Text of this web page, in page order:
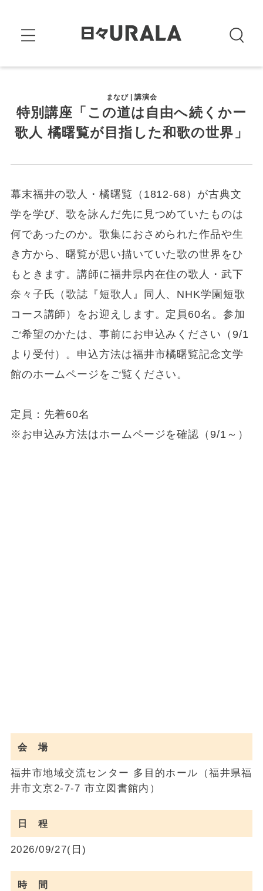
まなび | 講演会
特別講座「この道は自由へ続くかー
歌人 橘曙覧が目指した和歌の世界」
幕末福井の歌人・橘曙覧（1812-68）が古典文
学を学び、歌を詠んだ先に見つめていたものは
何であったのか。歌集におさめられた作品や生
き方から、曙覧が思い描いていた歌の世界をひ
もときます。講師に福井県内在住の歌人・武下
奈々子氏（歌誌『短歌人』同人、NHK学園短歌
コース講師）をお迎えします。定員60名。参加
ご希望のかたは、事前にお申込みください（9/1
より受付）。申込方法は福井市橘曙覧記念文学
館のホームページをご覧ください。
定員：先着60名
※お申込み方法はホームページを確認（9/1～）
会 場
福井市地域交流センター 多目的ホール（福井県福
井市文京2-7-7 市立図書館内）
日 程
2026/09/27(日)
時 間